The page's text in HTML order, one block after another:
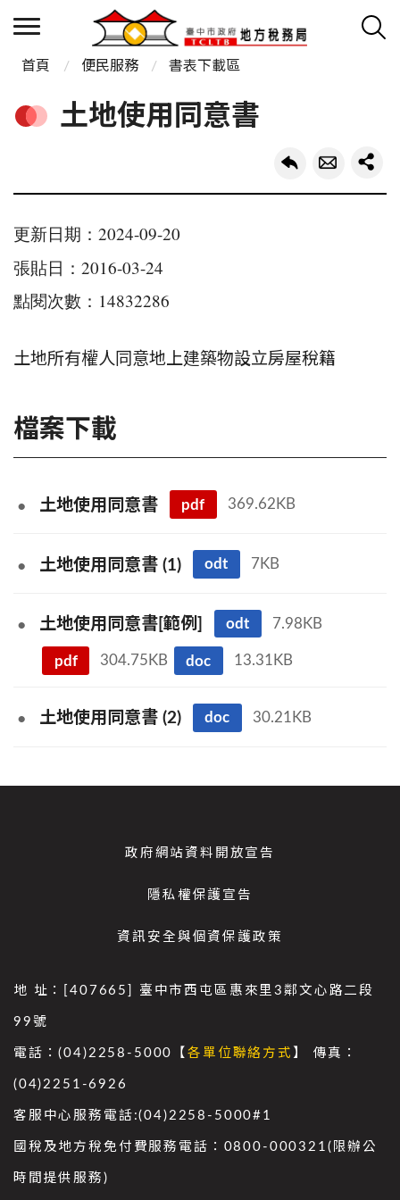
首頁 便民服務 書表下載區
土地使用同意書
更新日期：2024-09-20
張貼日：2016-03-24
點閱次數：14832286
土地所有權人同意地上建築物設立房屋稅籍
檔案下載
土地使用同意書 pdf 369.62KB
土地使用同意書 (1) odt 7KB
土地使用同意書[範例] odt 7.98KB
pdf 304.75KB doc 13.31KB
土地使用同意書 (2) doc 30.21KB
政府網站資料開放宣告
隱私權保護宣告
資訊安全與個資保護政策
地 址：[407665] 臺中市西屯區惠來里3鄰文心路二段
99號
電話：(04)2258-5000【各單位聯絡方式 】 傳真：
(04)2251-6926
客服中心服務電話:(04)2258-5000#1
國稅及地方稅免付費服務電話：0800-000321(限辦公
時間提供服務)